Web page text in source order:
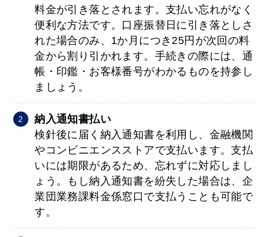
料金が引き落とされます。支払い忘れがなく
便利な方法です。口座振替日に引き落としさ
れた場合のみ、1か月につき25円が次回の料
金から割り引かれます。手続きの際には、通
帳・印鑑・お客様番号がわかるものを持参し
ましょう。
納入通知書払い
検針後に届く納入通知書を利用し、金融機関
やコンビニエンスストアで支払います。支払
いには期限があるため、忘れずに対応しまし
ょう。もし納入通知書を紛失した場合は、企
業団業務課料金係窓口で支払うことも可能で
す。